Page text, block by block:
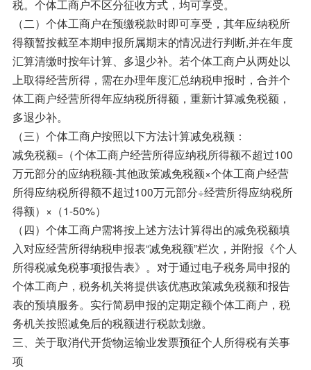
税。个体工商户不区分征收方式，均可享受。
（二）个体工商户在预缴税款时即可享受，其年应纳税所
得额暂按截至本期申报所属期末的情况进行判断,并在年度
汇算清缴时按年计算、多退少补。若个体工商户从两处以
上取得经营所得，需在办理年度汇总纳税申报时，合并个
体工商户经营所得年应纳税所得额，重新计算减免税额，
多退少补。
（三）个体工商户按照以下方法计算减免税额：
减免税额=（个体工商户经营所得应纳税所得额不超过100
万元部分的应纳税额-其他政策减免税额×个体工商户经营
所得应纳税所得额不超过100万元部分÷经营所得应纳税所
得额）×（1-50%）
（四）个体工商户需将按上述方法计算得出的减免税额填
入对应经营所得纳税申报表“减免税额”栏次，并附报《个人
所得税减免税事项报告表》。对于通过电子税务局申报的
个体工商户，税务机关将提供该优惠政策减免税额和报告
表的预填服务。实行简易申报的定期定额个体工商户，税
务机关按照减免后的税额进行税款划缴。
三、关于取消代开货物运输业发票预征个人所得税有关事
项